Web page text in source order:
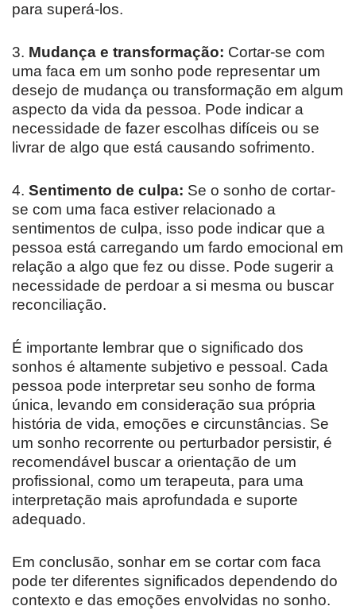
para superá-los.
3. Mudança e transformação: Cortar-se com
uma faca em um sonho pode representar um
desejo de mudança ou transformação em algum
aspecto da vida da pessoa. Pode indicar a
necessidade de fazer escolhas difíceis ou se
livrar de algo que está causando sofrimento.
4. Sentimento de culpa: Se o sonho de cortar-
se com uma faca estiver relacionado a
sentimentos de culpa, isso pode indicar que a
pessoa está carregando um fardo emocional em
relação a algo que fez ou disse. Pode sugerir a
necessidade de perdoar a si mesma ou buscar
reconciliação.
É importante lembrar que o significado dos
sonhos é altamente subjetivo e pessoal. Cada
pessoa pode interpretar seu sonho de forma
única, levando em consideração sua própria
história de vida, emoções e circunstâncias. Se
um sonho recorrente ou perturbador persistir, é
recomendável buscar a orientação de um
profissional, como um terapeuta, para uma
interpretação mais aprofundada e suporte
adequado.
Em conclusão, sonhar em se cortar com faca
pode ter diferentes significados dependendo do
contexto e das emoções envolvidas no sonho.